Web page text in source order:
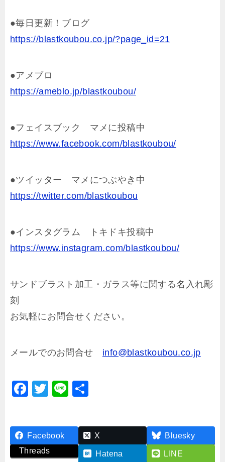
●毎日更新！ブログ
https://blastkoubou.co.jp/?page_id=21
●アメブロ
https://ameblo.jp/blastkoubou/
●フェイスブック マメに投稿中
https://www.facebook.com/blastkoubou/
●ツイッター マメにつぶやき中
https://twitter.com/blastkoubou
●インスタグラム トキドキ投稿中
https://www.instagram.com/blastkoubou/
サンドブラスト加工・ガラス等に関する名入れ彫
刻
お気軽にお問合せください。
メールでのお問合せ info@blastkoubou.co.jp
F
e
b
T
er
Li
Facebook X
Bluesky
Threads
Hatena
LINE